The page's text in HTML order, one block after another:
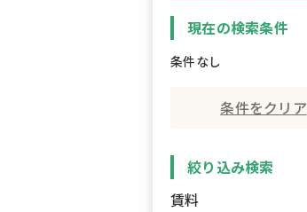
現在の検索条件
条件なし
条件をクリア
絞り込み検索
賃料